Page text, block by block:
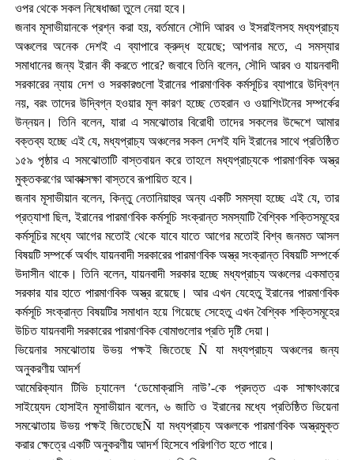
ওপর থেকে সকল নিষেধাজ্ঞা তুলে নেয়া হবে।
জনাব মূসাভীয়ানকে প্রশ্ন করা হয়, বর্তমানে সৌদি আরব ও ইসরাইলসহ মধ্যপ্রাচ্য
অঞ্চলের অনেক দেশই এ ব্যাপারে ক্রুদ্ধ হয়েছে; আপনার মতে, এ সমস্যার
সমাধানের জন্য ইরান কী করতে পারে? জবাবে তিনি বলেন, সৌদি আরব ও যায়নবাদী
সরকারের ন্যায় দেশ ও সরকারগুলো ইরানের পারমাণবিক কর্মসূচির ব্যাপারে উদ্বিগ্ন
নয়, বরং তাদের উদ্বিগ্ন হওয়ার মূল কারণ হচ্ছে তেহরান ও ওয়াশিংটনের সম্পর্কের
উন্নয়ন। তিনি বলেন, যারা এ সমঝোতার বিরোধী তাদের সকলের উদ্দেশে আমার
বক্তব্য হচ্ছে এই যে, মধ্যপ্রাচ্য অঞ্চলের সকল দেশই যদি ইরানের সাথে প্রতিষ্ঠিত
১৫৯ পৃষ্ঠার এ সমঝোতাটি বাস্তবায়ন করে তাহলে মধ্যপ্রাচ্যকে পারমাণবিক অস্ত্র
মুক্তকরণের আকাক্সক্ষা বাস্তবে রূপায়িত হবে।
জনাব মূসাভীয়ান বলেন, কিন্তু নেতানিয়াহুর অন্য একটি সমস্যা হচ্ছে এই যে, তার
প্রত্যাশা ছিল, ইরানের পারমাণবিক কর্মসূচি সংক্রান্ত সমস্যাটি বৈশ্বিক শক্তিসমূহের
কর্মসূচির মধ্যে আগের মতোই থেকে যাবে যাতে আগের মতোই বিশ্ব জনমত আসল
বিষয়টি সম্পর্কে অর্থাৎ যায়নবাদী সরকারের পারমাণবিক অস্ত্র সংক্রান্ত বিষয়টি সম্পর্কে
উদাসীন থাকে। তিনি বলেন, যায়নবাদী সরকার হচ্ছে মধ্যপ্রাচ্য অঞ্চলের একমাত্র
সরকার যার হাতে পারমাণবিক অস্ত্র রয়েছে। আর এখন যেহেতু ইরানের পারমাণবিক
কর্মসূচি সংক্রান্ত বিষয়টির সমাধান হয়ে গিয়েছে সেহেতু এখন বৈশ্বিক শক্তিসমূহের
উচিত যায়নবাদী সরকারের পারমাণবিক বোমাগুলোর প্রতি দৃষ্টি দেয়া।
ভিয়েনার সমঝোতায় উভয় পক্ষই জিতেছে Ñ যা মধ্যপ্রাচ্য অঞ্চলের জন্য
অনুকরণীয় আদর্শ
আমেরিক্যান টিভি চ্যানেল ‘ডেমোক্রাসি নাউ’-কে প্রদত্ত এক সাক্ষাৎকারে
সাইয়্যেদ হোসাইন মূসাভীয়ান বলেন, ৬ জাতি ও ইরানের মধ্যে প্রতিষ্ঠিত ভিয়েনা
সমঝোতায় উভয় পক্ষই জিতেছেÑ যা মধ্যপ্রাচ্য অঞ্চলকে পারমাণবিক অস্ত্রমুক্ত
করার ক্ষেত্রে একটি অনুকরণীয় আদর্শ হিসেবে পরিগণিত হতে পারে।